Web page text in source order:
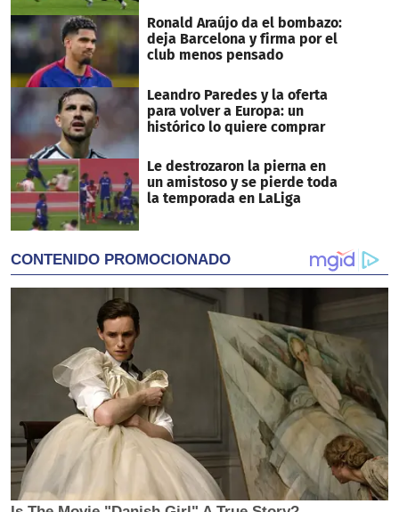
Ronald Araújo da el bombazo:
deja Barcelona y firma por el
club menos pensado
Leandro Paredes y la oferta
para volver a Europa: un
histórico lo quiere comprar
Le destrozaron la pierna en
un amistoso y se pierde toda
la temporada en LaLiga